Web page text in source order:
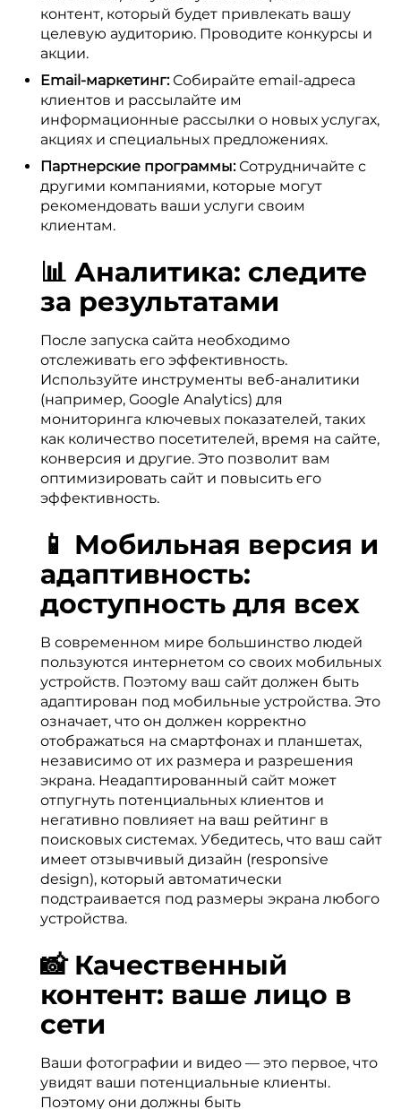
контент, который будет привлекать вашу
целевую аудиторию. Проводите конкурсы и
акции.
Email-маркетинг:Собирайте email-адреса
клиентов и рассылайте им
информационные рассылки о новых услугах,
акциях и специальных предложениях.
Партнерские программы:Сотрудничайте с
другими компаниями, которые могут
рекомендовать ваши услуги своим
клиентам.
📊 Аналитика: следите
за результатами
После запуска сайта необходимо
отслеживать его эффективность.
Используйте инструменты веб-аналитики
(например, Google Analytics) для
мониторинга ключевых показателей, таких
как количество посетителей, время на сайте,
конверсия и другие. Это позволит вам
оптимизировать сайт и повысить его
эффективность.
📱 Мобильная версия и
адаптивность:
доступность для всех
В современном мире большинство людей
пользуются интернетом со своих мобильных
устройств. Поэтому ваш сайт должен быть
адаптирован под мобильные устройства. Это
означает, что он должен корректно
отображаться на смартфонах и планшетах,
независимо от их размера и разрешения
экрана. Неадаптированный сайт может
отпугнуть потенциальных клиентов и
негативно повлияет на ваш рейтинг в
поисковых системах. Убедитесь, что ваш сайт
имеет отзывчивый дизайн (responsive
design), который автоматически
подстраивается под размеры экрана любого
устройства.
📸 Качественный
контент: ваше лицо в
сети
Ваши фотографии и видео — это первое, что
увидят ваши потенциальные клиенты.
Поэтому они должны быть